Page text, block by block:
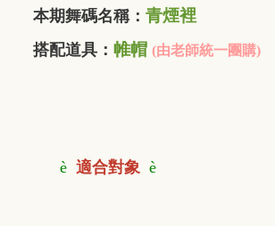
本期舞碼名稱： 青煙裡
搭配道具： 帷帽 (由老師統一團購)
è 適合對象 è